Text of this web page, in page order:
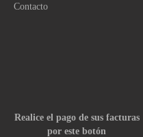
Contacto
Realice el pago de sus facturas
por este botón